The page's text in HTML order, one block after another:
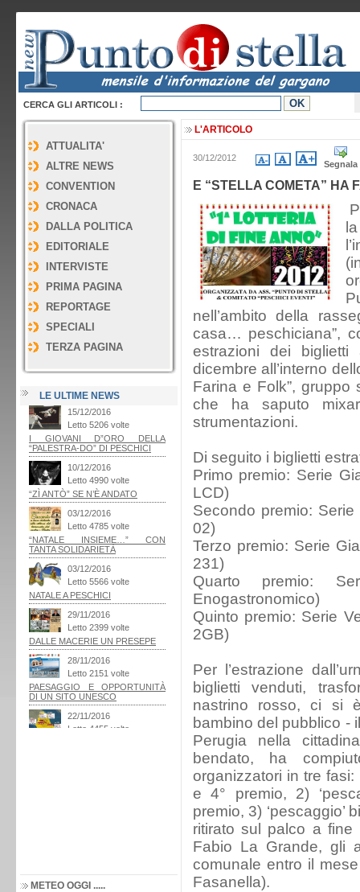
CERCA GLI ARTICOLI :
ATTUALITA'
ALTRE NEWS
CONVENTION
CRONACA
DALLA POLITICA
EDITORIALE
INTERVISTE
PRIMA PAGINA
REPORTAGE
SPECIALI
TERZA PAGINA
LE ULTIME NEWS
METEO OGGI .....
L'ARTICOLO
30/12/2012
Segnala
E “STELLA COMETA” HA
nell’ambito della
casa… peschiciana”,
estrazioni dei
dicembre all’interno
Farina e Folk”, gruppo
che ha saputo
strumentazioni.
Di seguito i biglietti
Primo premio: Serie
LCD)
Secondo premio:
02)
Terzo premio: Serie
231)
Quarto premio:
Enogastronomico)
Quinto premio: Serie
2GB)
Per l’estrazione
biglietti venduti,
nastrino rosso, ci si
bambino del pubblico -
Perugia nella
bendato, ha
organizzatori in tre fasi:
e 4° premio, 2)
premio, 3) ‘pescaggio’
ritirato sul palco a
Fabio La Grande, gli
comunale entro il
Fasanella).